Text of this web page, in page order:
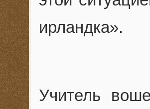
ирландка».
Учитель